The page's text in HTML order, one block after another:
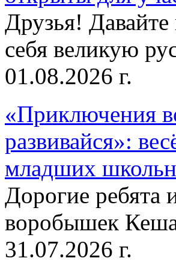
Друзья! Давайте
себя великую
01.08.2026 г.
«Приключения
развивайся»:
младших
Дорогие
воробышек Кеша
31.07.2026 г.